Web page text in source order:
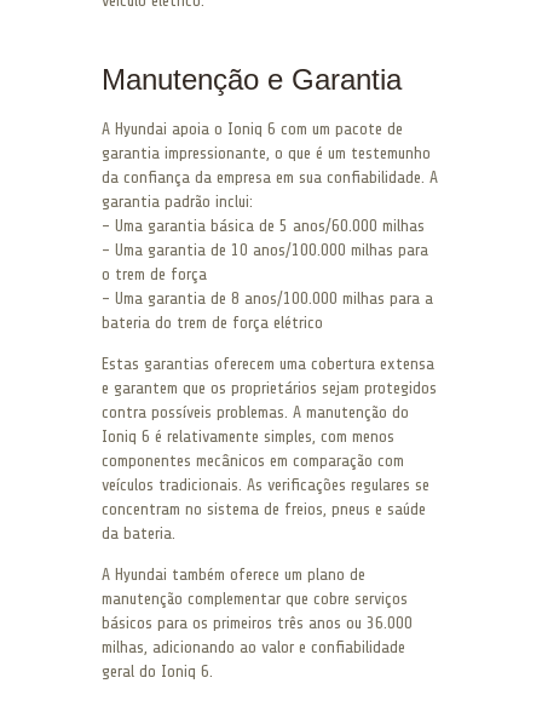
Manutenção e Garantia
A Hyundai apoia o Ioniq 6 com um pacote de
garantia impressionante, o que é um testemunho
da confiança da empresa em sua confiabilidade. A
garantia padrão inclui:
– Uma garantia básica de 5 anos/60.000 milhas
– Uma garantia de 10 anos/100.000 milhas para
o trem de força
– Uma garantia de 8 anos/100.000 milhas para a
bateria do trem de força elétrico
Estas garantias oferecem uma cobertura extensa
e garantem que os proprietários sejam protegidos
contra possíveis problemas. A manutenção do
Ioniq 6 é relativamente simples, com menos
componentes mecânicos em comparação com
veículos tradicionais. As verificações regulares se
concentram no sistema de freios, pneus e saúde
da bateria.
A Hyundai também oferece um plano de
manutenção complementar que cobre serviços
básicos para os primeiros três anos ou 36.000
milhas, adicionando ao valor e confiabilidade
geral do Ioniq 6.